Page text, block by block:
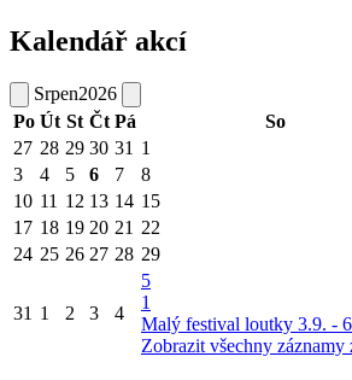
Kalendář akcí
Srpen2026
Po Út St Čt Pá So
27 28 29 30 31 1
3
4 5 6 7 8
10 11 12 13 14 15
17 18 19 20 21 22
24 25 26 27 28 29
31 1 2 3 4
5
1
Malý festival loutky 3.9. -
Zobrazit všechny záznamy